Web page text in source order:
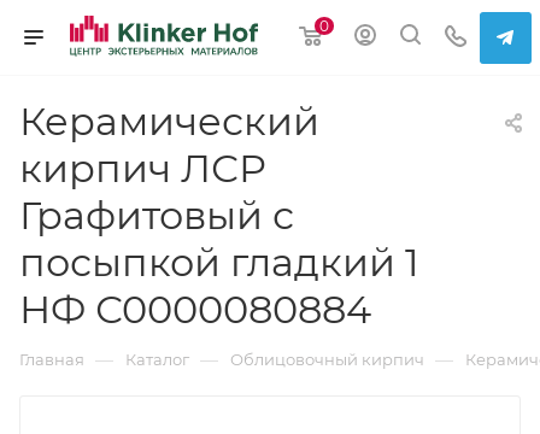
0
Керамический
кирпич ЛСР
Графитовый с
посыпкой гладкий 1
НФ С0000080884
Главная — Каталог — Облицовочный кирпич —